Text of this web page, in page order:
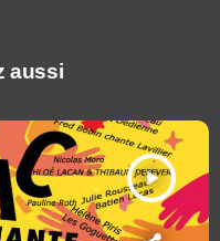
aussi
play_arrow